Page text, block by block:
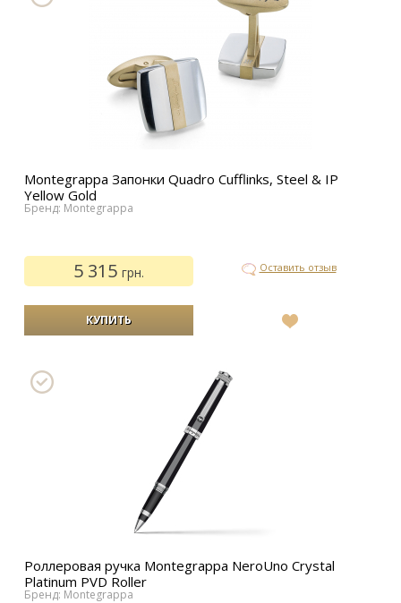
Montegrappa Запонки Quadro Cufflinks, Steel & IP
Yellow Gold
Бренд: Montegrappa
5 315грн. Оставить отзыв
Роллеровая ручка Montegrappa NeroUno Crystal
Platinum PVD Roller
Бренд: Montegrappa